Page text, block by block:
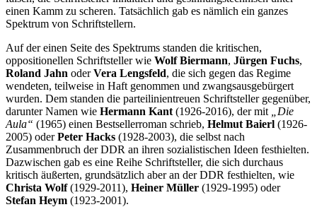
einen Kamm zu scheren. Tatsächlich gab es nämlich ein ganzes
Spektrum von Schriftstellern.
Auf der einen Seite des Spektrums standen die kritischen,
oppositionellen Schriftsteller wie Wolf Biermann, Jürgen Fuchs,
Roland Jahn oderVera Lengsfeld, die sich gegen das Regime
wendeten, teilweise in Haft genommen und zwangsausgebürgert
wurden. Dem standen die parteilinientreuen Schriftsteller gegenüber,
darunter Namen wie Hermann Kant (1926-2016), der mit
„Die
Aula“ (1965) einen Bestsellerroman schrieb, Helmut Baierl (1926-
2005) oderPeter Hacks (1928-2003), die selbst nach
Zusammenbruch der DDR an ihren sozialistischen Ideen festhielten.
Dazwischen gab es eine Reihe Schriftsteller, die sich durchaus
kritisch äußerten, grundsätzlich aber an der DDR festhielten, wie
Christa Wolf(1929-2011), Heiner Müller (1929-1995) oder
Stefan Heym (1923-2001).